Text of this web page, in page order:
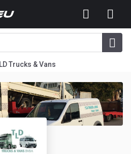
Trucks & Vans